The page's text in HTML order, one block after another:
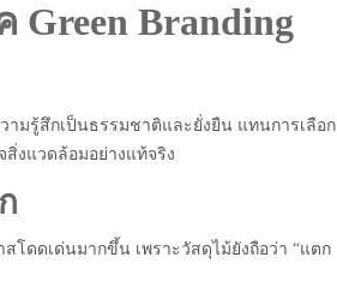
Branding
ามรู้สึกเป็นธรรมชาติและยั่งยืน แทนการเลือก
งแวดล้อมอย่างแท้จริง
ดดเด่นมากขึ้น เพราะวัสดุไม้ยังถือว่า “แตก